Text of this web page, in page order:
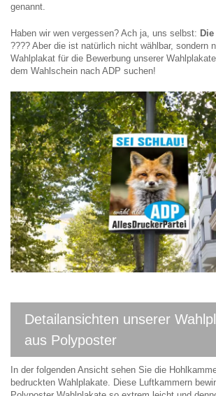
genannt.
Haben wir wen vergessen? Ach ja, uns selbst:
???? Aber die ist natürlich nicht wählbar, sondern
Wahlplakat für die Bewerbung unserer
dem Wahlschein nach ADP suchen!
Detailansichten unserer
aus Polyposter
In der folgenden Ansicht sehen Sie die
bedruckten Wahlplakate. Diese Luftkammern